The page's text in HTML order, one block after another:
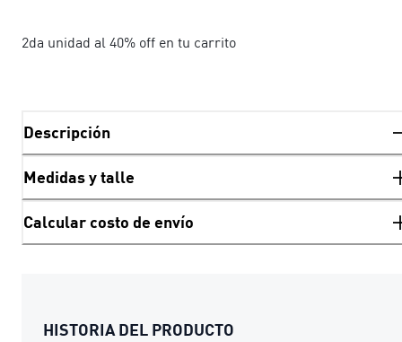
2da unidad al 40% off en tu carrito
Descripción
Medidas y talle
Calcular costo de envío
HISTORIA DEL PRODUCTO